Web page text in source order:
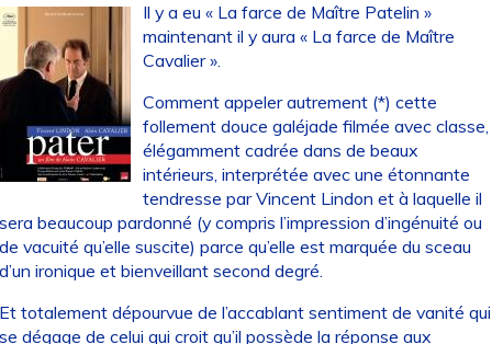
Il y a eu « La farce de Maître Patelin »
maintenant il y aura « La farce de Maître
Cavalier ».
Comment appeler autrement (*) cette
follement douce galéjade filmée avec classe,
élégamment cadrée dans de beaux
intérieurs, interprétée avec une étonnante
tendresse par Vincent Lindon et à laquelle il
beaucoup pardonné (y compris l’impression d’ingénuité ou
vacuité qu’elle suscite) parce qu’elle est marquée du sceau
ironique et bienveillant second degré.
totalement dépourvue de l’accablant sentiment de vanité qui
dégage de celui qui croit qu’il possède la réponse aux